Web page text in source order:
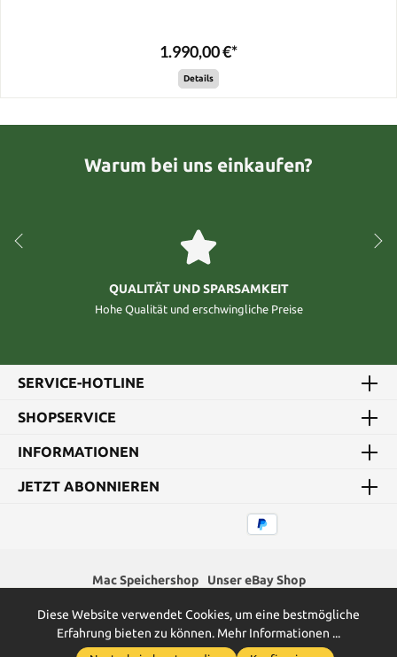
1.990,00 €*
Details
Warum bei uns einkaufen?
QUALITÄT UND SPARSAMKEIT
Hohe Qualität und erschwingliche Preise
SERVICE-HOTLINE
SHOPSERVICE
INFORMATIONEN
JETZT ABONNIEREN
Mac Speichershop Unser eBay Shop
* Alle Preise inkl. gesetzl. Mehrwertsteuer zzgl. Versandkosten
ggf. Nachnahmegebühren, wenn nicht anders angegeben.
Diese Website verwendet Cookies, um eine bestmögliche
Erfahrung bieten zu können. Mehr Informationen ...